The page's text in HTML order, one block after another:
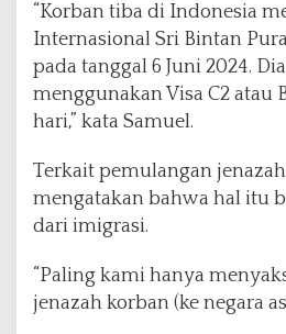
a
n
i
s
a
i
s
n
“Korban tiba di Indonesia
Internasional Sri Bintan
pada tanggal 6 Juni 2024.
menggunakan Visa C2 atau
hari,” kata Samuel.
Terkait pemulangan
mengatakan bahwa hal itu
dari imigrasi.
“Paling kami hanya
jenazah korban (ke negara